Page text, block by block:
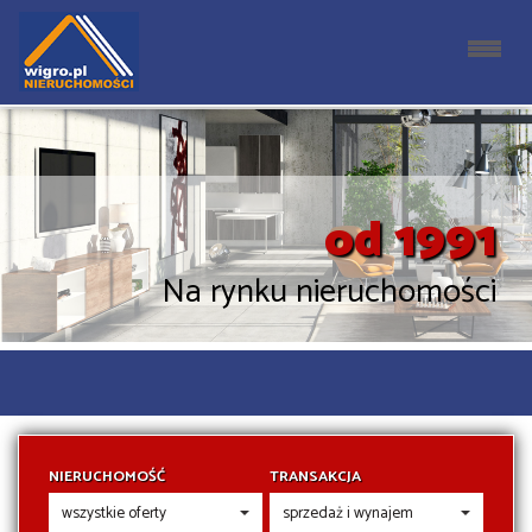
od 1991
Na rynku nieruchomości
NIERUCHOMOŚĆ TRANSAKCJA